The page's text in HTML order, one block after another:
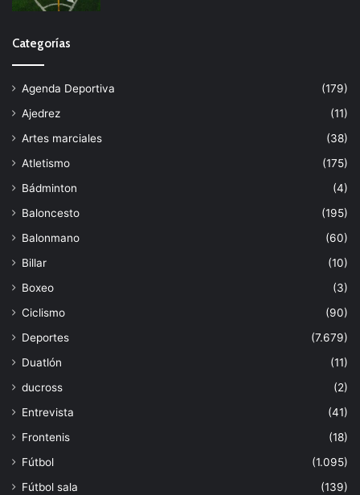
Categorías
Agenda Deportiva
(179)
Ajedrez
(11)
Artes marciales
(38)
Atletismo
(175)
Bádminton
(4)
Baloncesto
(195)
Balonmano
(60)
Billar
(10)
Boxeo
(3)
Ciclismo
(90)
Deportes
(7.679)
Duatlón
(11)
ducross
(2)
Entrevista
(41)
Frontenis
(18)
Fútbol
(1.095)
Fútbol sala
(139)